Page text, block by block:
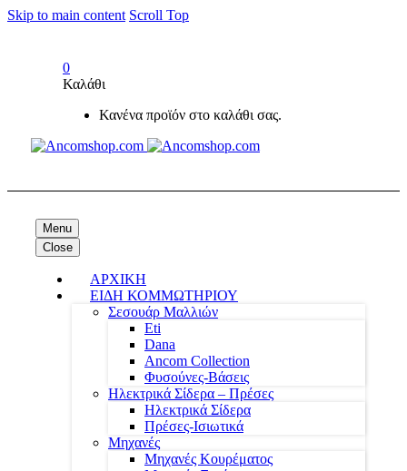
Skip to main content Scroll Top
0
Καλάθι
Κανένα προϊόν στο καλάθι σας.
Menu
Close
ΑΡΧΙΚΗ
ΕΙΔΗ ΚΟΜΜΩΤΗΡΙΟΥ
Σεσουάρ Μαλλιών
Eti
Dana
Ancom Collection
Φυσούνες-Βάσεις
Ηλεκτρικά Σίδερα – Πρέσες
Ηλεκτρικά Σίδερα
Πρέσες-Ισιωτικά
Μηχανές
Μηχανές Κουρέματος